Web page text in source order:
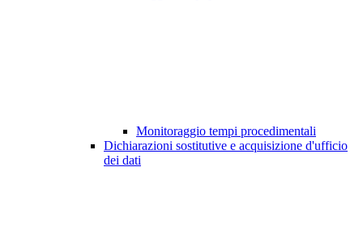
Monitoraggio tempi procedimentali
Dichiarazioni sostitutive e acquisizione d'ufficio
dei dati